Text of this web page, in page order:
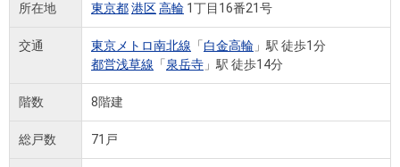
買いたいTOP
売りたいTOP
店舗案内TOP
会社情報TOP
採用情報TOP
売りたい
所在地 東京都港区高輪 1丁目16番21号
交通 東京メトロ南北線 「白金高輪 」駅 徒歩1分
都営浅草線 「泉岳寺 」駅 徒歩14分
階数 8階建
総戸数 71戸